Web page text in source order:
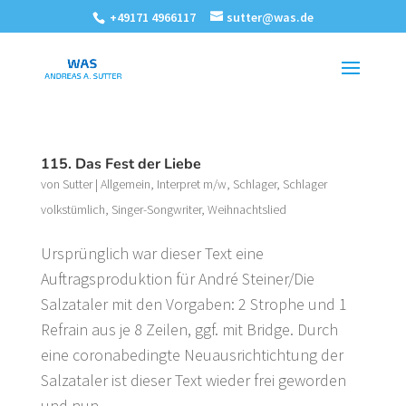
+49171 4966117 sutter@was.de
115. Das Fest der Liebe
von Sutter| Allgemein, Interpret m/w, Schlager, Schlager
volkstümlich, Singer-Songwriter, Weihnachtslied
Ursprünglich war dieser Text eine
Auftragsproduktion für André Steiner/Die
Salzataler mit den Vorgaben: 2 Strophe und 1
Refrain aus je 8 Zeilen, ggf. mit Bridge. Durch
eine coronabedingte Neuausrichtichtung der
Salzataler ist dieser Text wieder frei geworden